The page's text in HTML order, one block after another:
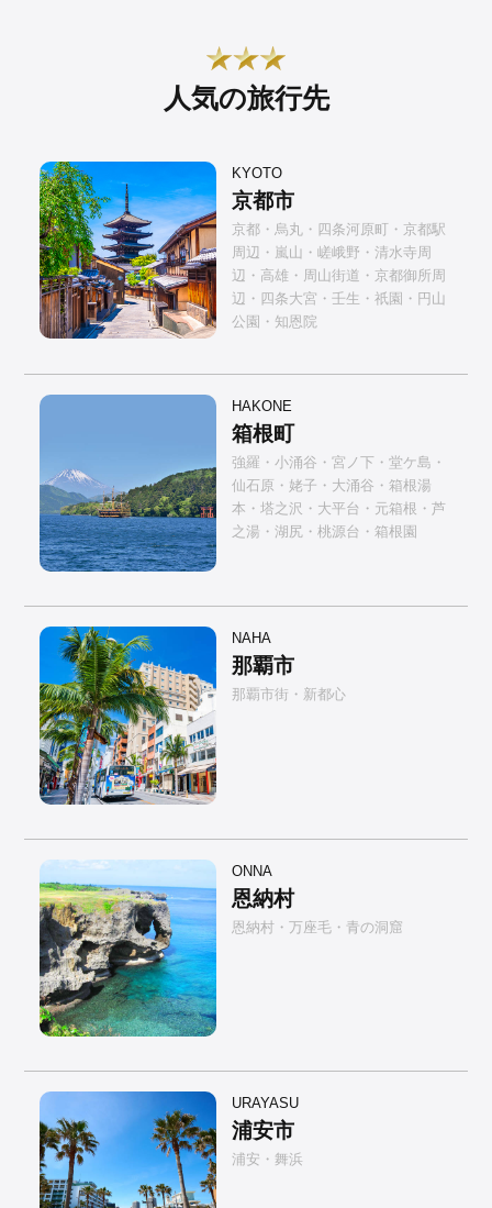
人気の旅行先
KYOTO
京都市
京都・烏丸・四条河原町・京都駅
周辺・嵐山・嵯峨野・清水寺周
辺・高雄・周山街道・京都御所周
辺・四条大宮・壬生・祇園・円山
公園・知恩院
HAKONE
箱根町
強羅・小涌谷・宮ノ下・堂ケ島・
仙石原・姥子・大涌谷・箱根湯
本・塔之沢・大平台・元箱根・芦
之湯・湖尻・桃源台・箱根園
NAHA
那覇市
那覇市街・新都心
ONNA
恩納村
恩納村・万座毛・青の洞窟
URAYASU
浦安市
浦安・舞浜